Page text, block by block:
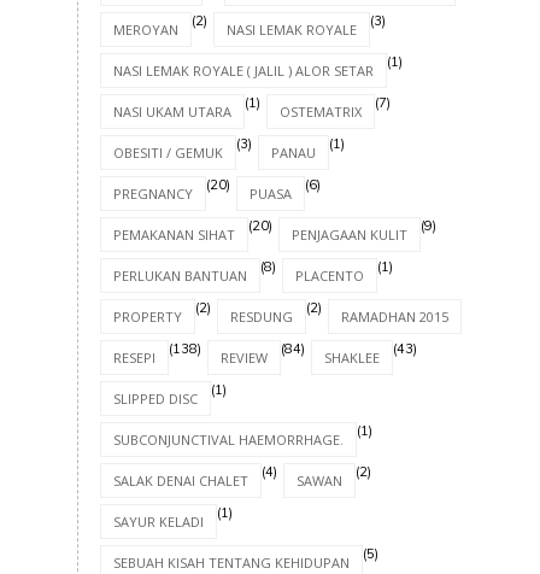
MEROYAN (2) NASI LEMAK ROYALE (3)
NASI LEMAK ROYALE ( JALIL ) ALOR SETAR (1)
NASI UKAM UTARA (1) OSTEMATRIX (7)
OBESITI / GEMUK (3) PANAU (1)
PREGNANCY (20) PUASA (6)
PEMAKANAN SIHAT (20) PENJAGAAN KULIT (9)
PERLUKAN BANTUAN (8) PLACENTO (1)
PROPERTY (2) RESDUNG (2) RAMADHAN 2015
RESEPI (138) REVIEW (84) SHAKLEE (43)
SLIPPED DISC (1)
SUBCONJUNCTIVAL HAEMORRHAGE. (1)
SALAK DENAI CHALET (4) SAWAN (2)
SAYUR KELADI (1)
SEBUAH KISAH TENTANG KEHIDUPAN (5)